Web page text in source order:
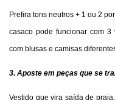
Prefira tons neutros + 1 ou 2
casaco pode funcionar com
com blusas e camisas
3. Aposte em peças que se
Vestido que vira saída de